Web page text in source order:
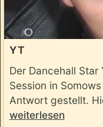
YT
Der Dancehall
Session in
Antwort gestellt.
weiterlesen